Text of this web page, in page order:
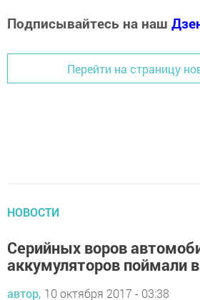
Подписывайтесь на наш
Перейти на страницу
НОВОСТИ
Серийных воров
аккумуляторов поймали
автор, 10 октября 2017 - 03:38